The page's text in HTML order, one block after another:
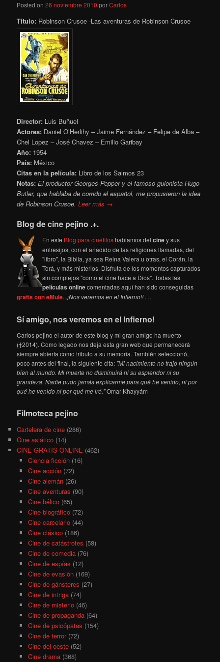
Posted on26 noviembre 2010 porCarlos
Título: Robinson Crusoe -Las aventuras de Robinson Crusoe
Director: Luis Buñuel
Actores: Daniel O’Herlihy – Jaime Fernández – Felipe de Alba –
Chel Lopez – José Chavez – Emilio Garibay
Año: 1954
País: México
Citas en la película: Libro de los Salmos 23
Notas: El productor Georges Pepper y el famoso guionista Hugo
Butler, que hablaba de corrido el español, me propusieron la idea
de Robinson Crusoe.Leer más →
Blog de cine pejino .+.
En este Blog para cinéfiloshablamos delciney sus
entresijos, con el añadido de las religiones llamadas, del
"libro", la Biblia, ya sea Reina Valera u otras, el Corán, la
Torá, y más misterios. Disfruta de los momentos capturados
sin complejos "como el cine hace a Dios". Todas las
películas onlinecomentadas aquí han sido conseguidas
gratis con eMule...¡Nos veremos en el Infierno!! .+.
Sí amigo, nos veremos en el Infierno!
Carlos pejino el autor de este blog y mi gran amigo ha muerto
(†2014). Como legado nos deja esta gran web que permanecerá
siempre abierta como tributo a su memoria. También seleccionó,
poco antes del final, la siguiente cita: "Mi nacimiento no trajo ningún
bien al mundo. Mi muerte no disminuirá ni su esplendor ni su
grandeza. Nadie pudo jamás explicarme para qué he venido, ni por
qué he venido ni por qué me iré."Omar Khayyám
Filmoteca pejino
Cartelera de cine (286)
Cine asiático (14)
CINE GRATIS ONLINE (462)
Ciencia ficción(16)
Cine acción(72)
Cine alemán(26)
Cine aventuras (90)
Cine bélico(65)
Cine biográfico(72)
Cine carcelario(44)
Cine clásico(186)
Cine de catástrofes (58)
Cine de comedia(76)
Cine de espías (12)
Cine de evasión(169)
Cine de gánsteres (27)
Cine de intriga(74)
Cine de misterio(46)
Cine de propaganda(64)
Cine de psicópatas (154)
Cine de terror(72)
Cine del oeste(52)
Cine drama(368)